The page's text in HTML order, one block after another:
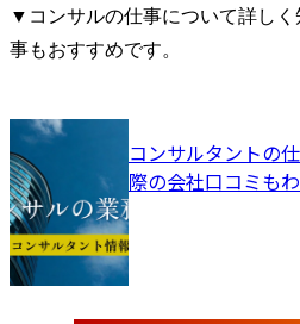
▼コンサルの仕事について詳し
事もおすすめです。
コンサルタントの
際の会社口コミも